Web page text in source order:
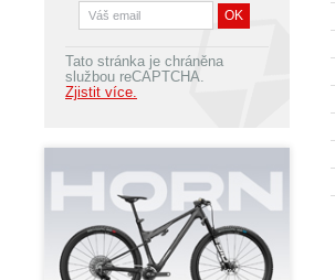
Tato stránka je chráněna
službou reCAPTCHA.
Zjistit více.